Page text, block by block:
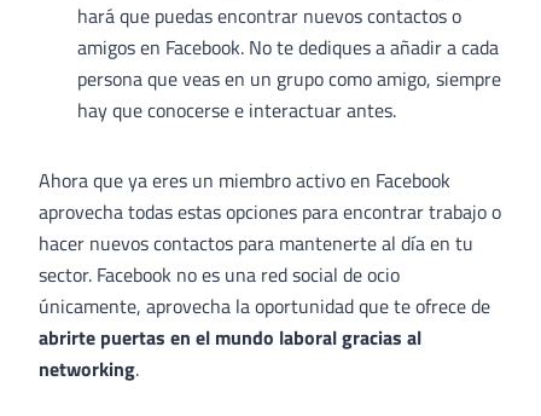
hará que puedas encontrar nuevos contactos o
amigos en Facebook. No te dediques a añadir a cada
persona que veas en un grupo como amigo, siempre
hay que conocerse e interactuar antes.
Ahora que ya eres un miembro activo en Facebook
aprovecha todas estas opciones para encontrar trabajo o
hacer nuevos contactos para mantenerte al día en tu
sector. Facebook no es una red social de ocio
únicamente, aprovecha la oportunidad que te ofrece de
abrirte puertas en el mundo laboral gracias al
networking.